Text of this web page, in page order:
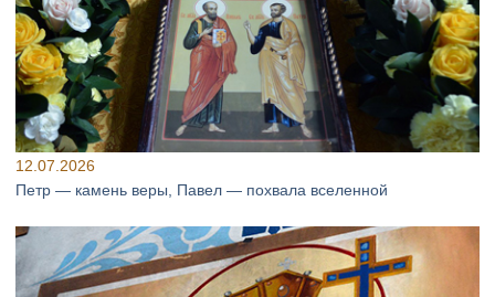
12.07.2026
Петр — камень веры, Павел — похвала вселенной